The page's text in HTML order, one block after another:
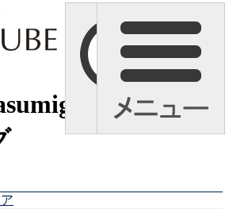
スタ